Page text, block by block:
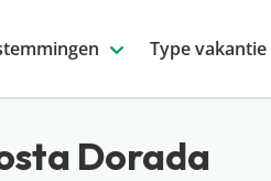
Type vakantie
Dorada